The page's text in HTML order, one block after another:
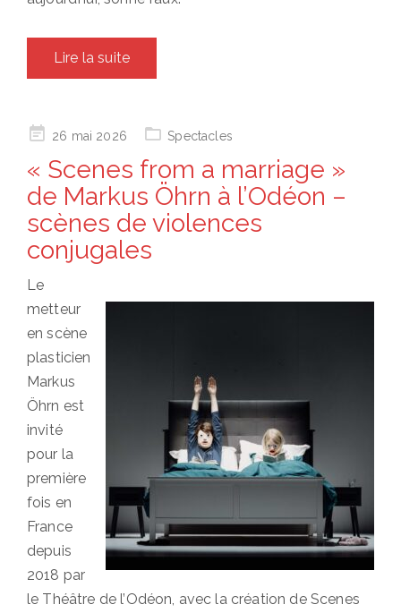
Lire la suite
Posted26 mai 2026 Spectacles
« Scenes from a marriage »
de Markus Öhrn à l’Odéon –
scènes de violences
conjugales
Le
metteur
en scène
plasticien
Markus
Öhrn est
invité
pour la
première
fois en
France
depuis
2018 par
le Théâtre de l’Odéon, avec la création de Scenes